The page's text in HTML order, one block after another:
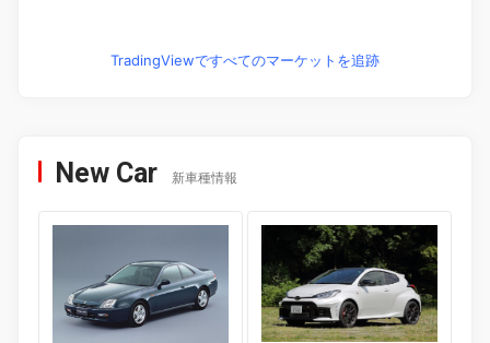
TradingViewですべてのマーケットを追跡
New Car 新車種情報